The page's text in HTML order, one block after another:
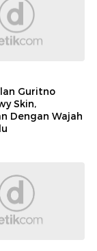
Guritno
Skin,
Dengan Wajah